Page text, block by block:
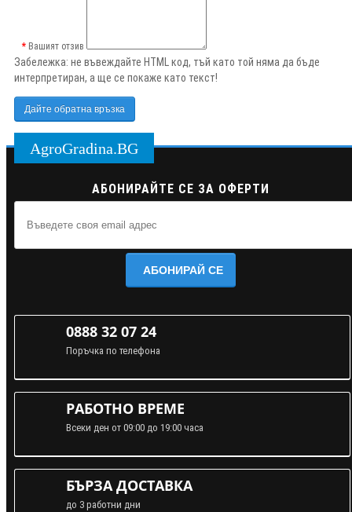
Вашият отзив
Забележка: не въвеждайте HTML код, тъй като той няма да бъде
интерпретиран, а ще се покаже като текст!
Дайте обратна връзка
AgroGradina.BG
АБОНИРАЙТЕ СЕ ЗА ОФЕРТИ
АБОНИРАЙ СЕ
0888 32 07 24
Поръчка по телефона
РАБОТНО ВРЕМЕ
Всеки ден от 09:00 до 19:00 часа
БЪРЗА ДОСТАВКА
до 3 работни дни